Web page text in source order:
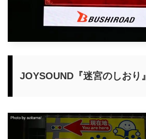
JOYSOUND『迷宮のしおり』